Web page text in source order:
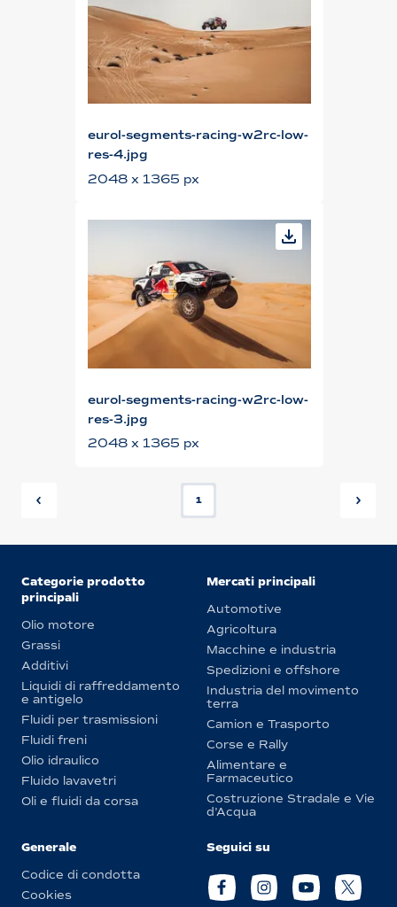
eurol-segments-racing-w2rc-low-
res-4.jpg
2048 x 1365 px
eurol-segments-racing-w2rc-low-
res-3.jpg
2048 x 1365 px
1
Categorie prodotto
principali
Olio motore
Grassi
Additivi
Liquidi di raffreddamento
e antigelo
Fluidi per trasmissioni
Fluidi freni
Olio idraulico
Fluido lavavetri
Oli e fluidi da corsa
Mercati principali
Automotive
Agricoltura
Macchine e industria
Spedizioni e offshore
Industria del movimento
terra
Camion e Trasporto
Corse e Rally
Alimentare e
Farmaceutico
Costruzione Stradale e Vie
d’Acqua
Generale
Codice di condotta
Cookies
Seguici su